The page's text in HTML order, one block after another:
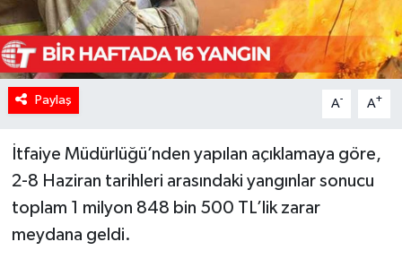
Paylaş A- A+
İtfaiye Müdürlüğü’nden yapılan açıklamaya göre,
2-8 Haziran tarihleri arasındaki yangınlar sonucu
toplam 1 milyon 848 bin 500 TL’lik zarar
meydana geldi.